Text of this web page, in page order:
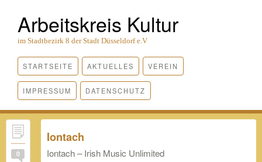
Arbeitskreis Kultur
im Stadtbezirk 8 der Stadt Düsseldorf e.V
STARTSEITE AKTUELLES VEREIN
IMPRESSUM DATENSCHUTZ
0
Iontach
Iontach – Irish Music Unlimited